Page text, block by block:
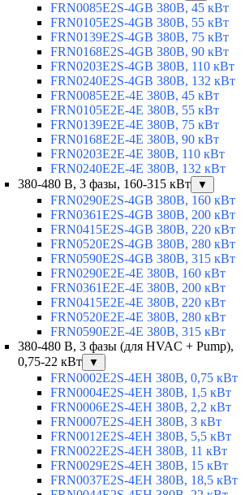
FRN0085E2S-4GB 380В, 45 кВт
FRN0105E2S-4GB 380В, 55 кВт
FRN0139E2S-4GB 380В, 75 кВт
FRN0168E2S-4GB 380В, 90 кВт
FRN0203E2S-4GB 380В, 110 кВт
FRN0240E2S-4GB 380В, 132 кВт
FRN0085E2E-4E 380В, 45 кВт
FRN0105E2E-4E 380В, 55 кВт
FRN0139E2E-4E 380В, 75 кВт
FRN0168E2E-4E 380В, 90 кВт
FRN0203E2E-4E 380В, 110 кВт
FRN0240E2E-4E 380В, 132 кВт
380-480 В, 3 фазы, 160-315 кВт
▼
FRN0290E2S-4GB 380В, 160 кВт
FRN0361E2S-4GB 380В, 200 кВт
FRN0415E2S-4GB 380В, 220 кВт
FRN0520E2S-4GB 380В, 280 кВт
FRN0590E2S-4GB 380В, 315 кВт
FRN0290E2E-4E 380В, 160 кВт
FRN0361E2E-4E 380В, 200 кВт
FRN0415E2E-4E 380В, 220 кВт
FRN0520E2E-4E 380В, 280 кВт
FRN0590E2E-4E 380В, 315 кВт
380-480 В, 3 фазы (для HVAC + Pump),
0,75-22 кВт
▼
FRN0002E2S-4EH 380В, 0,75 кВт
FRN0004E2S-4EH 380В, 1,5 кВт
FRN0006E2S-4EH 380В, 2,2 кВт
FRN0007E2S-4EH 380В, 3 кВт
FRN0012E2S-4EH 380В, 5,5 кВт
FRN0022E2S-4EH 380В, 11 кВт
FRN0029E2S-4EH 380В, 15 кВт
FRN0037E2S-4EH 380В, 18,5 кВт